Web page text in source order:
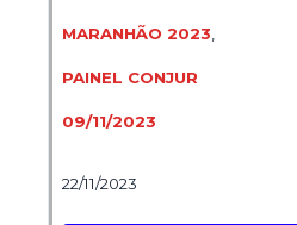
MARANHÃO 2023
PAINEL CONJUR
09/11/2023
22/11/2023